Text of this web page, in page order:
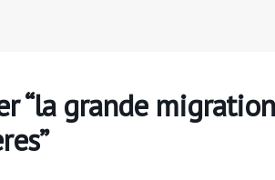
“la grande migration